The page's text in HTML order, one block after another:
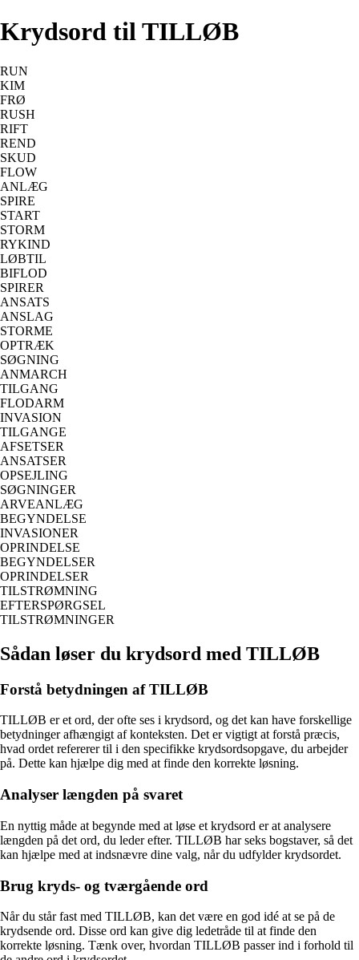
Krydsord til TILLØB
RUN
KIM
FRØ
RUSH
RIFT
REND
SKUD
FLOW
ANLÆG
SPIRE
START
STORM
RYKIND
LØBTIL
BIFLOD
SPIRER
ANSATS
ANSLAG
STORME
OPTRÆK
SØGNING
ANMARCH
TILGANG
FLODARM
INVASION
TILGANGE
AFSETSER
ANSATSER
OPSEJLING
SØGNINGER
ARVEANLÆG
BEGYNDELSE
INVASIONER
OPRINDELSE
BEGYNDELSER
OPRINDELSER
TILSTRØMNING
EFTERSPØRGSEL
TILSTRØMNINGER
Sådan løser du krydsord med TILLØB
Forstå betydningen af TILLØB
TILLØB er et ord, der ofte ses i krydsord, og det kan have forskellige
betydninger afhængigt af konteksten. Det er vigtigt at forstå præcis,
hvad ordet refererer til i den specifikke krydsordsopgave, du arbejder
på. Dette kan hjælpe dig med at finde den korrekte løsning.
Analyser længden på svaret
En nyttig måde at begynde med at løse et krydsord er at analysere
længden på det ord, du leder efter. TILLØB har seks bogstaver, så det
kan hjælpe med at indsnævre dine valg, når du udfylder krydsordet.
Brug kryds- og tværgående ord
Når du står fast med TILLØB, kan det være en god idé at se på de
krydsende ord. Disse ord kan give dig ledetråde til at finde den
korrekte løsning. Tænk over, hvordan TILLØB passer ind i forhold til